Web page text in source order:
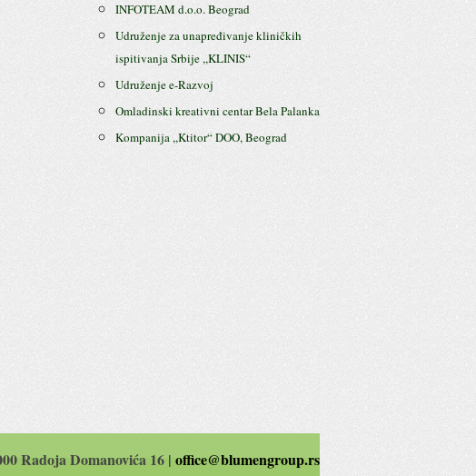
INFOTEAM d.o.o. Beograd
Udruženje za unapređivanje kliničkih
ispitivanja Srbije ,,KLINIS“
Udruženje e-Razvoj
Omladinski kreativni centar Bela Palanka
Kompanija ,,Ktitor“ DOO, Beograd
Radoja Domanovića 16 | office@blumengroup.rs